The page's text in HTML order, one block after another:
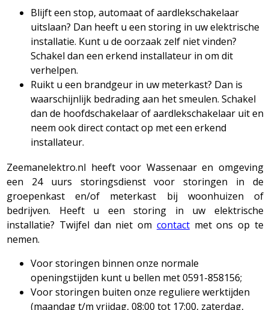
Blijft een stop, automaat of aardlekschakelaar
uitslaan? Dan heeft u een storing in uw elektrische
installatie. Kunt u de oorzaak zelf niet vinden?
Schakel dan een erkend installateur in om dit
verhelpen.
Ruikt u een brandgeur in uw meterkast? Dan is
waarschijnlijk bedrading aan het smeulen. Schakel
dan de hoofdschakelaar of aardlekschakelaar uit en
neem ook direct contact op met een erkend
installateur.
Zeemanelektro.nl heeft voor Wassenaar en omgeving
een 24 uurs storingsdienst voor storingen in de
groepenkast en/of meterkast bij woonhuizen of
bedrijven. Heeft u een storing in uw elektrische
installatie? Twijfel dan niet om contactmet ons op te
nemen.
Voor storingen binnen onze normale
openingstijden kunt u bellen met 0591-858156;
Voor storingen buiten onze reguliere werktijden
(maandag t/m vrijdag, 08:00 tot 17:00, zaterdag,